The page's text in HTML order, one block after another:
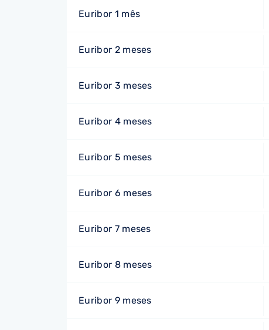
Euribor 1 mês
Euribor 2 meses
Euribor 3 meses
Euribor 4 meses
Euribor 5 meses
Euribor 6 meses
Euribor 7 meses
Euribor 8 meses
Euribor 9 meses